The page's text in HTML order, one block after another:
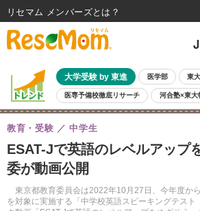
大学受験 by 東進 医学部 東
医専予備校徹底リサーチ 河合塾×東大
親子で考える大学選び 高校受験 中学受験
共通テスト 夏休み
8月開催イベント・WS 全国公立高校 過去問 人
自由研究教材（小学生向け）
ESAT-Jで英語のレベルアップ
委が動画公開
東京都教育委員会は2022年10月27日、今年度か
を対象に実施する「中学校英語スピーキングテスト
教育・受験 中学生
リセマム メンバーズ